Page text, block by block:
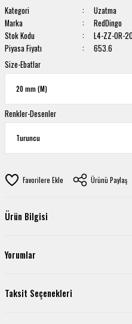
Kategori
Uzatma
Marka
RedDingo
Stok Kodu
L4-ZZ-OR-20
Piyasa Fiyatı
653.6
Size-Ebatlar
Renkler-Desenler
Ürünü Paylaş
Ürün Bilgisi
Yorumlar
Taksit Seçenekleri